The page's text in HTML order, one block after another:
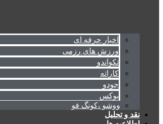
اخبار حرفه ای
ورزش های رزمی
تکواندو
کاراته
جودو
بوکس
ووشو ،کونگ فو
نقد و تحلیل